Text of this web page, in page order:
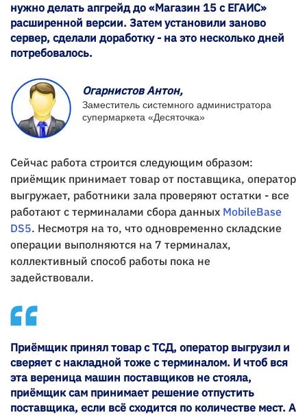
нужно делать апгрейд до «Магазин 15 с ЕГАИС»
расширенной версии. Затем установили заново
сервер, сделали доработку - на это несколько дней
потребовалось.
Огарнистов Антон,
Заместитель системного администратора
супермаркета «Десяточка»
Сейчас работа строится следующим образом:
приёмщик принимает товар от поставщика, оператор
выгружает, работники зала проверяют остатки - все
работают с терминалами сбора данных MobileBase
DS5. Несмотря на то, что одновременно складские
операции выполняются на 7 терминалах,
коллективный способ работы пока не
задействовали.
Приёмщик принял товар с ТСД, оператор выгрузил и
сверяет с накладной тоже с терминалом. И чтоб вся
эта вереница машин поставщиков не стояла,
приёмщик сам принимает решение отпустить
поставщика, если всё сходится по количестве мест. А